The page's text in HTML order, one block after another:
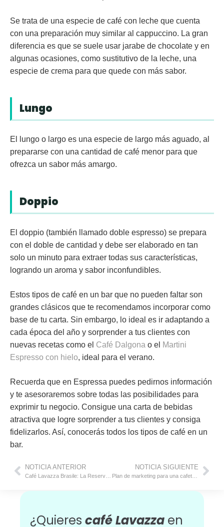
Se trata de una especie de café con leche que cuenta
con una preparación muy similar al cappuccino. La gran
diferencia es que se suele usar jarabe de chocolate y en
algunas ocasiones, como sustitutivo de la leche, una
especie de crema para que quede con más sabor.
Lungo
El lungo o largo es una especie de largo más aguado, al
prepararse con una cantidad de café menor para que
ofrezca un sabor más amargo.
Doppio
El doppio (también llamado doble espresso) se prepara
con el doble de cantidad y debe ser elaborado en tan
solo un minuto para extraer todas sus características,
logrando un aroma y sabor inconfundibles.
Estos tipos de café en un bar que no pueden faltar son
grandes clásicos que te recomendamos incorporar como
base de tu carta. Sin embargo, lo ideal es ir adaptando a
cada época del año y sorprender a tus clientes con
nuevas recetas como el Café Dalgona o el Martini
Espresso con hielo, ideal para el verano.
Recuerda que en Espressa puedes pedirnos información
y te asesoraremos sobre todas las posibilidades para
exprimir tu negocio. Consigue una carta de bebidas
atractiva que logre sorprender a tus clientes y consiga
fidelizarlos. Así, conocerás todos los tipos de café en un
bar.
NOTICIA ANTERIOR NOTICIA SIGUIENTE
Plan de marketing para una cafetería
¿Quieres café Lavazza en